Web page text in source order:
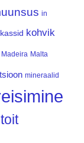
in
kassid kohvik
Madeira Malta
mineraalid
toit